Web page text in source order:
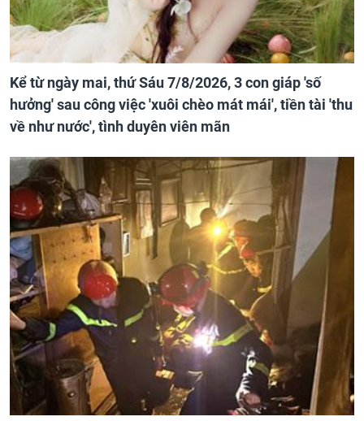
Kể từ ngày mai, thứ Sáu 7/8/2026, 3 con giáp 'số
hưởng' sau công việc 'xuôi chèo mát mái', tiền tài 'thu
về như nước', tình duyên viên mãn